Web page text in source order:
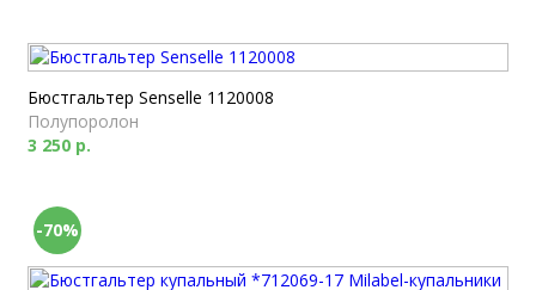
Бюстгальтер Senselle 1120008
Полупоролон
3 250 р.
-70%